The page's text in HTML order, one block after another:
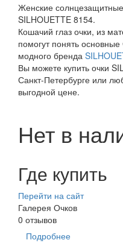
Женские
SILHOUETTE 8154.
Кошачий глаз очки, из
помогут понять
модного бренда
Вы можете купить очки
Санкт-Петербурге или
выгодной цене.
Нет в
Где купить
Перейти на сайт
Галерея Очков
0 отзывов
Подробнее